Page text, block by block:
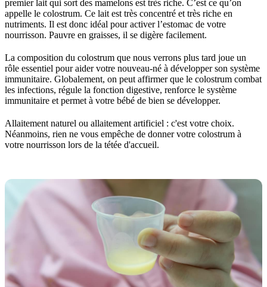
premier lait qui sort des mamelons est très riche. C’est ce qu’on
appelle le colostrum. Ce lait est très concentré et très riche en
nutriments. Il est donc idéal pour activer l’estomac de votre
nourrisson. Pauvre en graisses, il se digère facilement.
La composition du colostrum que nous verrons plus tard joue un
rôle essentiel pour aider votre nouveau-né à développer son système
immunitaire. Globalement, on peut affirmer que le colostrum combat
les infections, régule la fonction digestive, renforce le système
immunitaire et permet à votre bébé de bien se développer.
Allaitement naturel ou allaitement artificiel : c'est votre choix.
Néanmoins, rien ne vous empêche de donner votre colostrum à
votre nourrisson lors de la tétée d'accueil.